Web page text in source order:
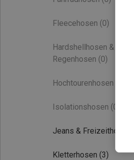
Fleecehosen (0)
Hardshellhosen &
Regenhosen (0)
Hochtourenhosen
Isolationshosen (0)
Jeans & Freizeithosen
Kletterhosen (3)